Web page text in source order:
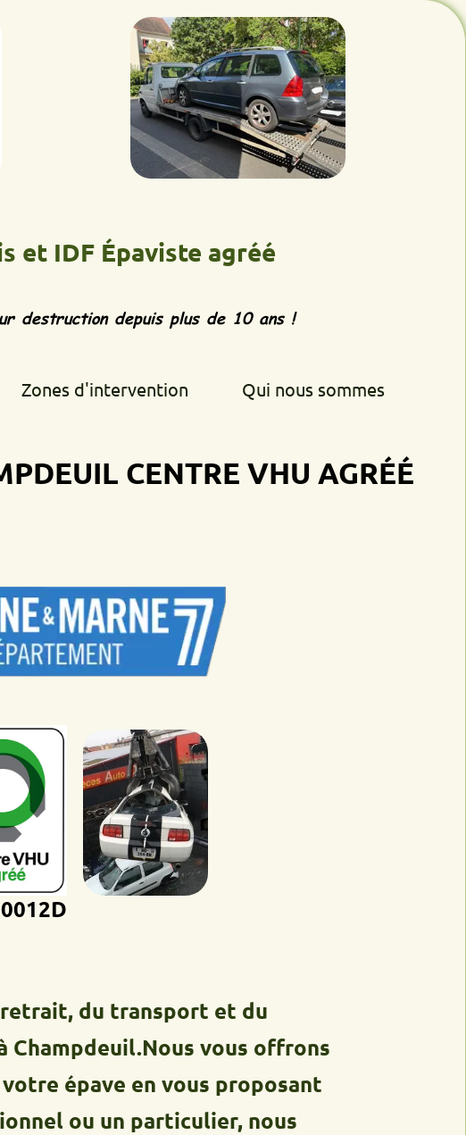
Épaviste agréé
depuis plus de 10 ans !
d'intervention Qui nous sommes
CENTRE VHU AGRÉÉ
du transport et du
vous offrons
en vous proposant
ou un particulier, nous